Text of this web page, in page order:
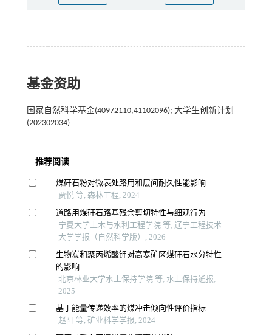
基金资助
国家自然科学基金(40972110,41102096); 大学生创新计划
(202302034)